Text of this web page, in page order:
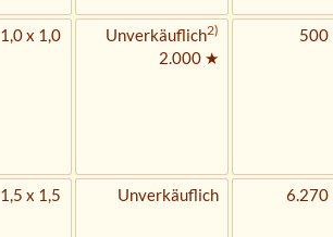
1,0 x 1,0 Unverkäuflich2)
2.000 ★
1,5 x 1,5 Unverkäuflich